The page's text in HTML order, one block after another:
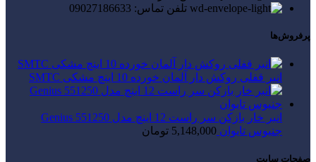
تلفن تماس: 09027186633
پرفروش‌ها
انبر قفلی روکش دار آلمان خورده 10 اینچ مشکی SMTC
انبر خار بازکن سر راست 12 اینچ مدل Genius 551250
جنیوس تایوان 5,148,000 تومان
صفحات سایت